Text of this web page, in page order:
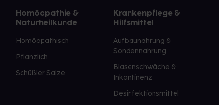
Homöopathie &
Naturheilkunde
Homöopathisch
Pflanzlich
Schüßler Salze
Krankenpflege &
Hilfsmittel
Aufbaunahrung &
Sondennahrung
Blasenschwäche &
Inkontinenz
Desinfektionsmittel